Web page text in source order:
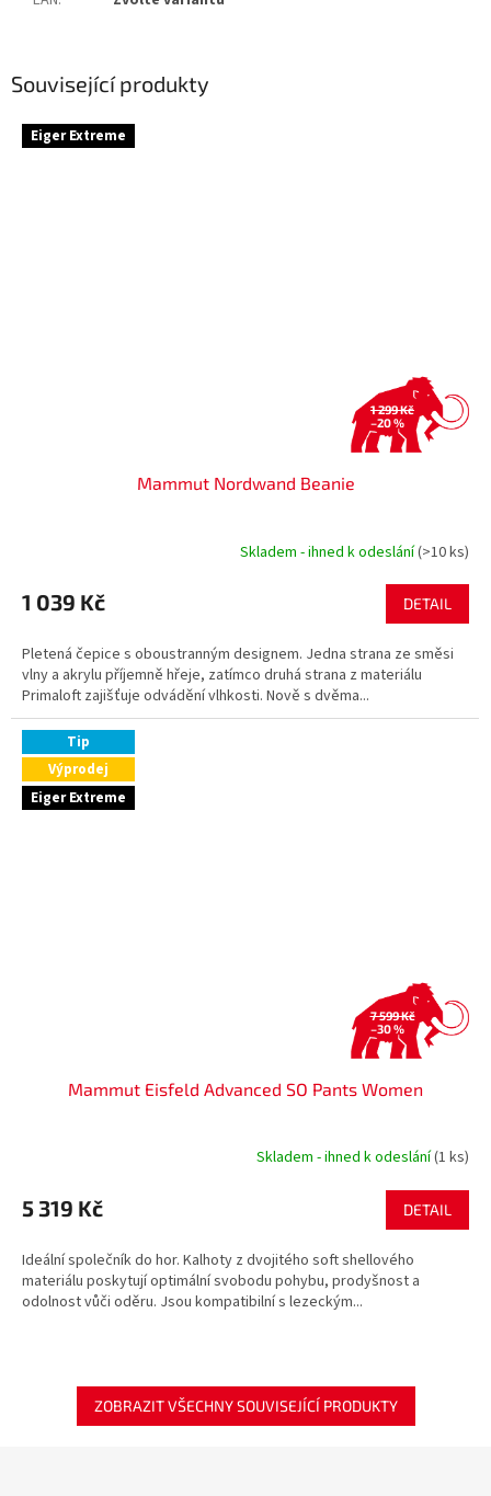
Související produkty
Eiger Extreme
1 299 Kč
–20 %
Mammut Nordwand Beanie
Skladem - ihned k odeslání(>10 ks)
1 039 Kč DETAIL
Pletená čepice s oboustranným designem. Jedna strana ze směsi
vlny a akrylu příjemně hřeje, zatímco druhá strana z materiálu
Primaloft zajišťuje odvádění vlhkosti. Nově s dvěma...
Tip
Výprodej
Eiger Extreme
7 599 Kč
–30 %
Mammut Eisfeld Advanced SO Pants Women
Skladem - ihned k odeslání(1 ks)
5 319 Kč DETAIL
Ideální společník do hor. Kalhoty z dvojitého soft shellového
materiálu poskytují optimální svobodu pohybu, prodyšnost a
odolnost vůči oděru. Jsou kompatibilní s lezeckým...
ZOBRAZIT VŠECHNY SOUVISEJÍCÍ PRODUKTY